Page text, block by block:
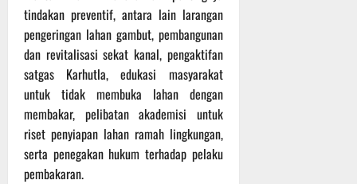
tindakan preventif, antara lain larangan
pengeringan lahan gambut, pembangunan
dan revitalisasi sekat kanal, pengaktifan
satgas Karhutla, edukasi masyarakat
untuk tidak membuka lahan dengan
membakar, pelibatan akademisi untuk
riset penyiapan lahan ramah lingkungan,
serta penegakan hukum terhadap pelaku
pembakaran.